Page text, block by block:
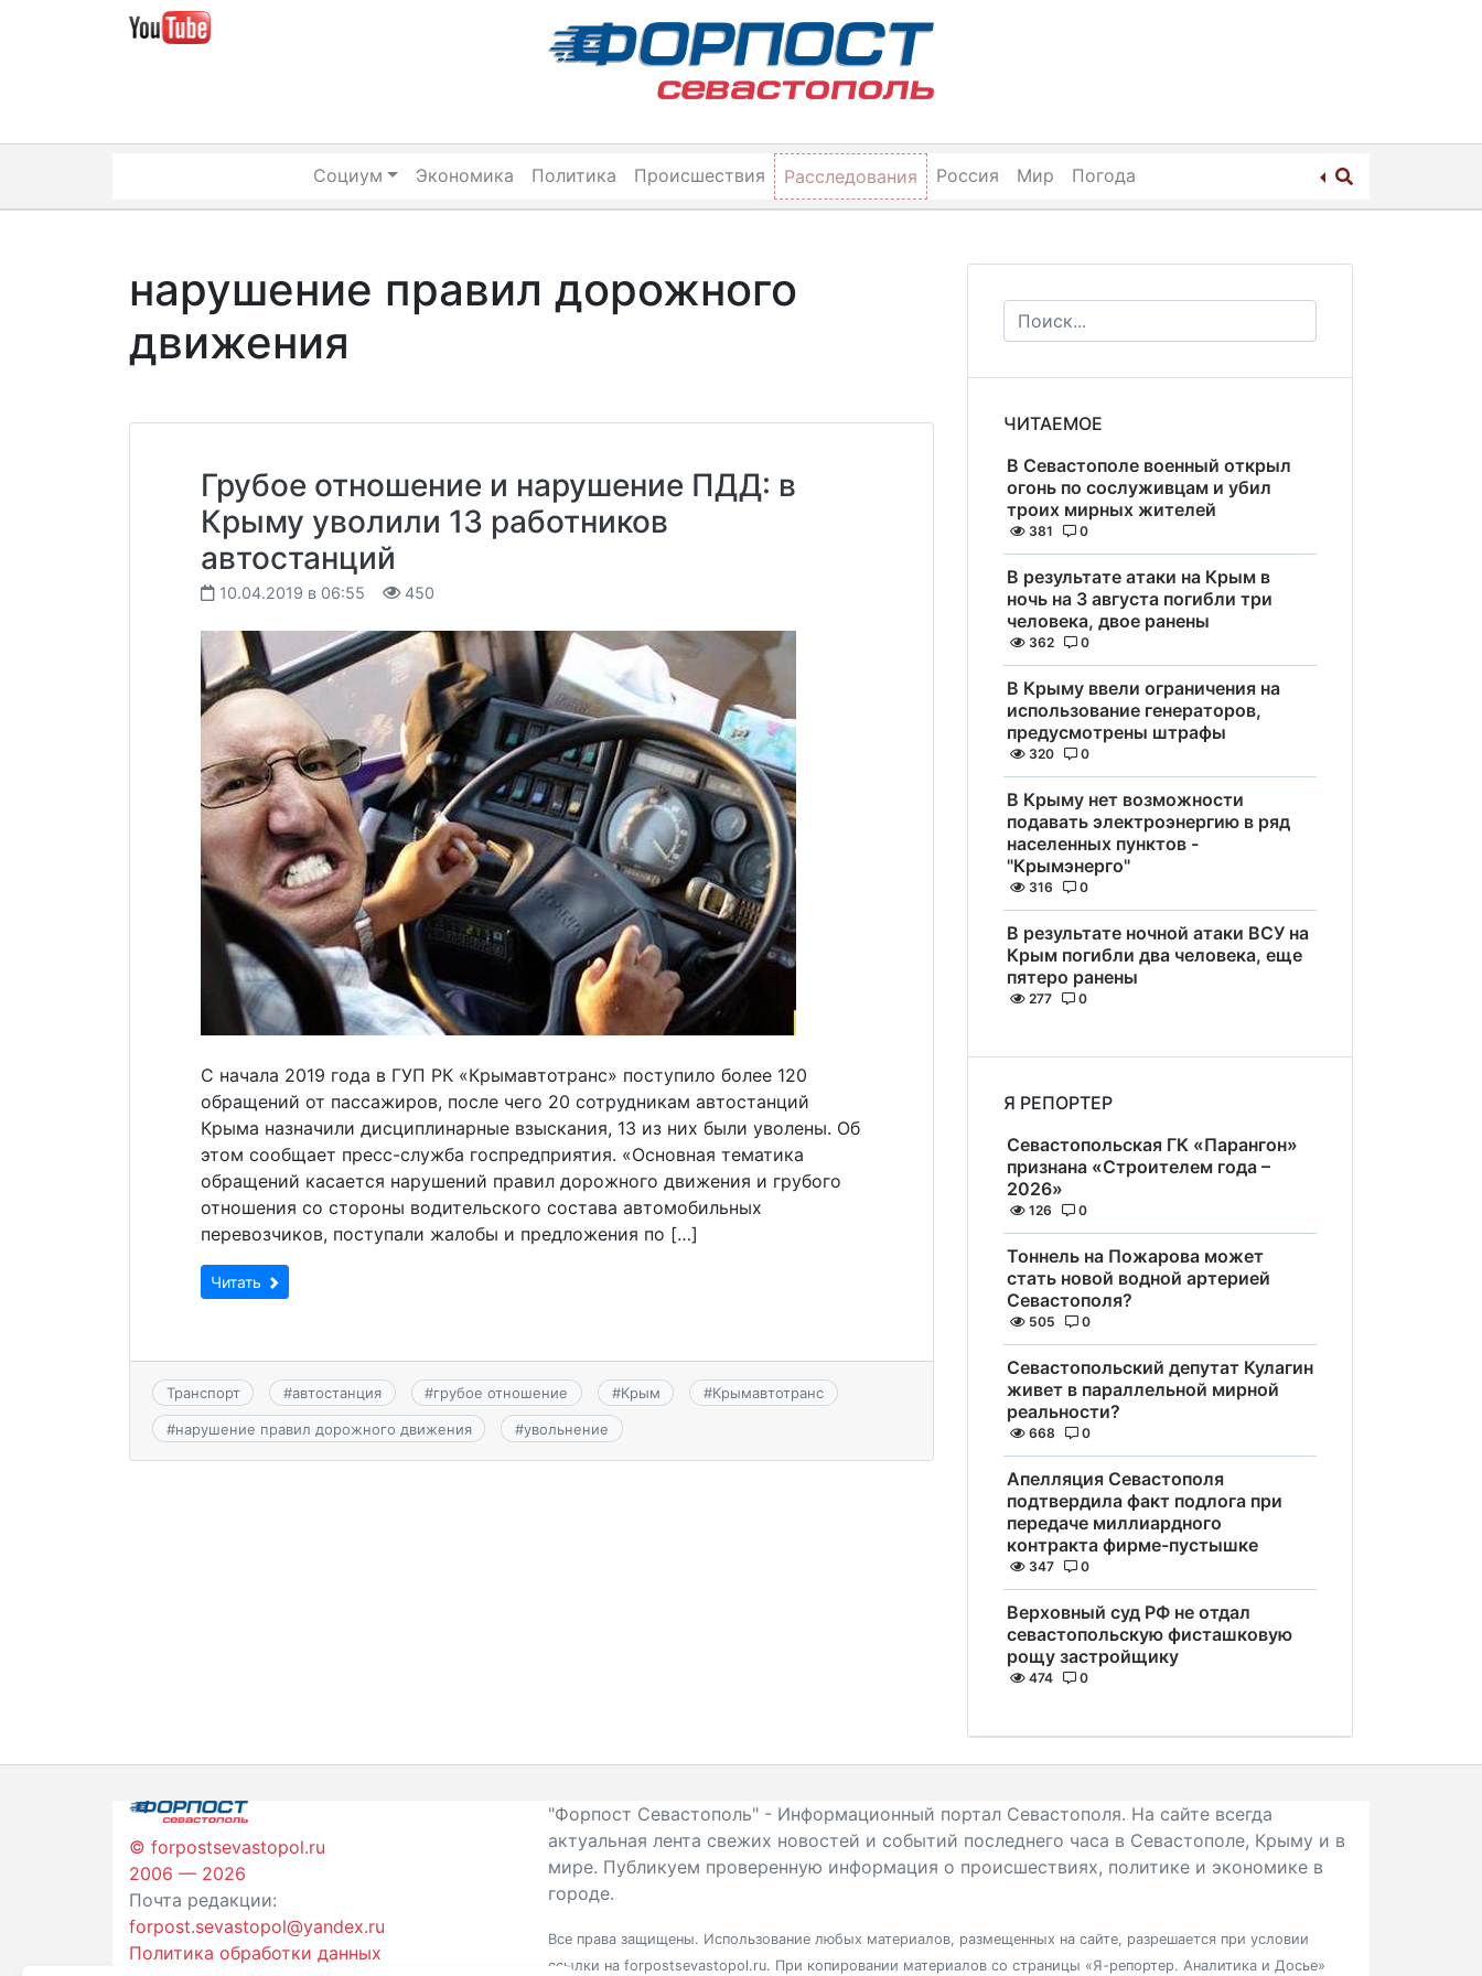
Социум Экономика Политика Происшествия Расследования Россия Мир Погода
нарушение правил дорожного
движения
Грубое отношение и нарушение ПДД: в
Крыму уволили 13 работников
автостанций
10.04.2019 в 06:55 450
С начала 2019 года в ГУП РК «Крымавтотранс» поступило более 120
обращений от пассажиров, после чего 20 сотрудникам автостанций
Крыма назначили дисциплинарные взыскания, 13 из них были уволены. Об
этом сообщает пресс-служба госпредприятия. «Основная тематика
обращений касается нарушений правил дорожного движения и грубого
отношения со стороны водительского состава автомобильных
перевозчиков, поступали жалобы и предложения по […]
Читать
Транспорт #автостанция #грубое отношение #Крым #Крымавтотранс
#нарушение правил дорожного движения #увольнение
ЧИТАЕМОЕ
В Севастополе военный открыл
огонь по сослуживцам и убил
троих мирных жителей
381 0
В результате атаки на Крым в
ночь на 3 августа погибли три
человека, двое ранены
362 0
В Крыму ввели ограничения на
использование генераторов,
предусмотрены штрафы
320 0
В Крыму нет возможности
подавать электроэнергию в ряд
населенных пунктов -
"Крымэнерго"
316 0
В результате ночной атаки ВСУ на
Крым погибли два человека, еще
пятеро ранены
277 0
Я РЕПОРТЕР
Севастопольская ГК «Парангон»
признана «Строителем года –
2026»
126 0
Тоннель на Пожарова может
стать новой водной артерией
Севастополя?
505 0
Севастопольский депутат Кулагин
живет в параллельной мирной
реальности?
668 0
Апелляция Севастополя
подтвердила факт подлога при
передаче миллиардного
контракта фирме-пустышке
347 0
Верховный суд РФ не отдал
севастопольскую фисташковую
рощу застройщику
474 0
© forpostsevastopol.ru
2006 — 2026
Почта редакции:
forpost.sevastopol@yandex.ru
Политика обработки данных
"Форпост Севастополь" - Информационный портал Севастополя. На сайте всегда
актуальная лента свежих новостей и событий последнего часа в Севастополе, Крыму и в
мире. Публикуем проверенную информация о происшествиях, политике и экономике в
городе.
Все права защищены. Использование любых материалов, размещенных на сайте, разрешается при условии
ссылки на forpostsevastopol.ru. При копировании материалов со страницы «Я-репортер. Аналитика и Досье»